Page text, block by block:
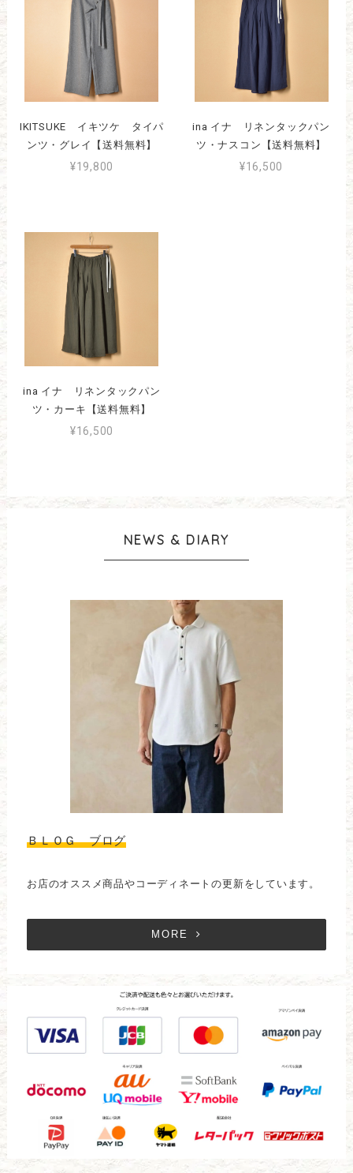
IKITSUKE イキツケ タイパ
ンツ・グレイ【送料無料】
¥19,800
ina イナ リネンタックパン
ツ・ナスコン【送料無料】
¥16,500
ina イナ リネンタックパン
ツ・カーキ【送料無料】
¥16,500
NEWS & DIARY
ＢＬＯＧ ブログ
お店のオススメ商品やコーディネートの更新をしています。
MORE